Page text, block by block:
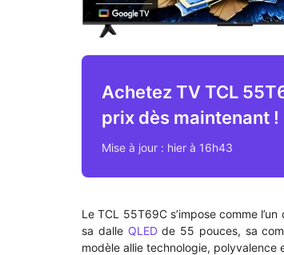
Achetez TV TCL
prix dès maintenant !
Mise à jour : hier à 16h43
Le TCL 55T69C s’impose comme
sa dalle QLEDde 55 pouces, sa
modèle allie technologie, polyvalence